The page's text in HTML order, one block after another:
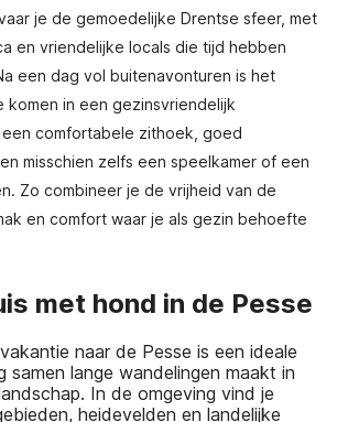
je de gemoedelijke Drentse sfeer, met
en vriendelijke locals die tijd hebben
een dag vol buitenavonturen is het
komen in een gezinsvriendelijk
comfortabele zithoek, goed
misschien zelfs een speelkamer of een
Zo combineer je de vrijheid van de
en comfort waar je als gezin behoefte
met hond in de Pesse
naar de Pesse is een ideale
samen lange wandelingen maakt in
In de omgeving vind je
heidevelden en landelijke